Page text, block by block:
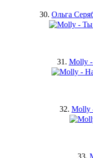
30. Ольга
31. Molly
32. Molly
33.